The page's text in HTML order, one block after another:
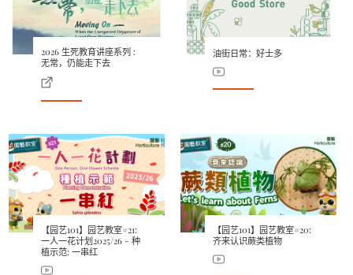
2026 生死教育讲座系列 :
无常，仍能走下去
油街日常：好士多
【园艺101】园艺教室#21:
一人一花计划2025/26 - 种
植示范: 一串红
【园艺101】园艺教室#20:
齐来认识蕨类植物